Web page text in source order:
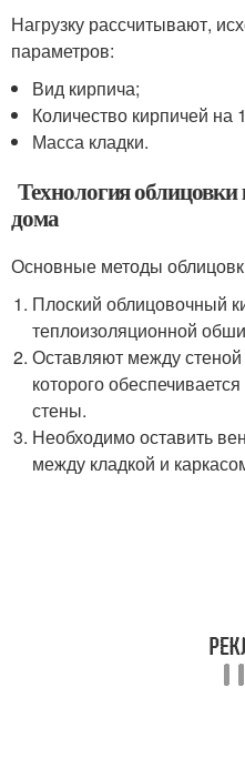
Нагрузку рассчитывают,
параметров:
Вид кирпича;
Количество кирпичей на
Масса кладки.
Технология
дома
Основные методы
Плоский облицовочный
теплоизоляционной
Оставляют между
которого
стены.
Необходимо оставить
между кладкой и